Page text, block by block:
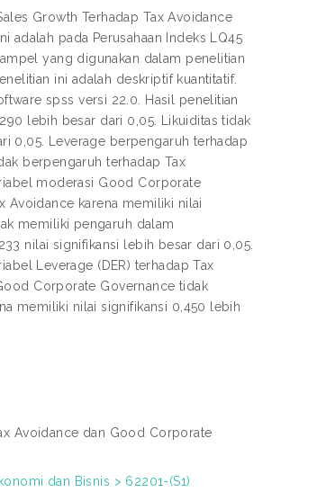
Growth Terhadap Tax Avoidance
adalah pada Perusahaan Indeks LQ45
yang digunakan dalam penelitian
ini adalah deskriptif kuantitatif.
spss versi 22.0. Hasil penelitian
lebih besar dari 0,05. Likuiditas tidak
0,05. Leverage berpengaruh terhadap
berpengaruh terhadap Tax
moderasi Good Corporate
Avoidance karena memiliki nilai
memiliki pengaruh dalam
nilai signifikansi lebih besar dari 0,05.
Leverage (DER) terhadap Tax
Corporate Governance tidak
memiliki nilai signifikansi 0,450 lebih
Avoidance dan Good Corporate
dan Bisnis > 62201-(S1)